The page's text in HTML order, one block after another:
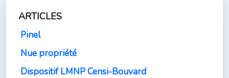
ARTICLES
Pinel
Nue propriété
Dispositif LMNP Censi-Bouvard